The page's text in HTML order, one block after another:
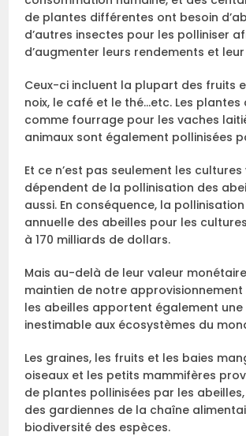
de plantes différentes ont besoin
d’autres insectes pour les polliniser
d’augmenter leurs rendements et
Ceux-ci incluent la plupart des fruits
noix, le café et le thé…etc. Les plantes
comme fourrage pour les vaches
animaux sont également pollinisées
Et ce n’est pas seulement les
dépendent de la pollinisation des
aussi. En conséquence, la
annuelle des abeilles pour les
à 170 milliards de dollars.
Mais au-delà de leur valeur
maintien de notre
les abeilles apportent également
inestimable aux écosystèmes du
Les graines, les fruits et les baies
oiseaux et les petits mammifères
de plantes pollinisées par les
des gardiennes de la chaîne
biodiversité des espèces.